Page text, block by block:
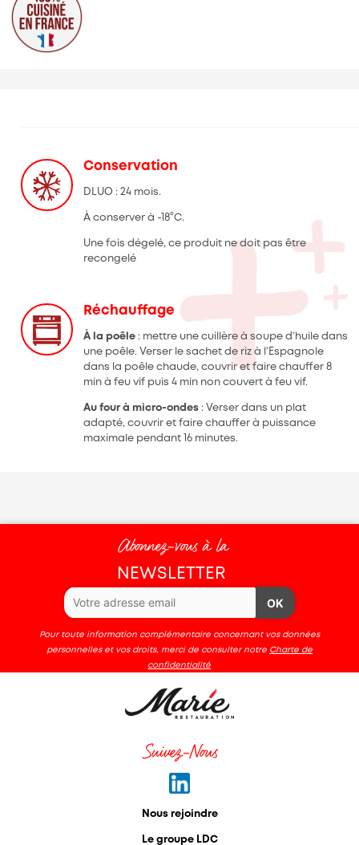
Conservation
DLUO : 24 mois.
À conserver à -18°C.
Une fois dégelé, ce produit ne doit pas être
recongelé
Réchauffage
À la poêle : mettre une cuillère à soupe d’huile dans
une poêle. Verser le sachet de riz à l’Espagnole
dans la poêle chaude, couvrir et faire chauffer 8
min à feu vif puis 4 min non couvert à feu vif.
Au four à micro-ondes : Verser dans un plat
adapté, couvrir et faire chauffer à puissance
maximale pendant 16 minutes.
Abonnez-vous à la
NEWSLETTER
OK
Pour toute information complémentaire concernant vos données
personnelles et vos droits, merci de consulter notre Charte de
confidentialité
Suivez-Nous
Nous rejoindre
Le groupe LDC